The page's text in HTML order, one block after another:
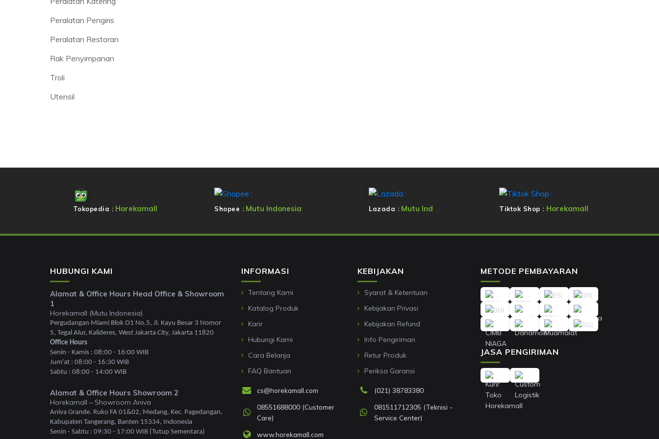
Peralatan Pengiris
Peralatan Restoran
Rak Penyimpanan
Troli
Utensil
Tokopedia : Horekamall Shopee : Mutu Indonesia Lazada : Mutu Ind Tiktok Shop : Horekamall
HUBUNGI KAMI
Alamat & Office Hours Head Office & Showroom
1
Horekamall (Mutu Indonesia)
Pergudangan Miami Blok O1 No.5, Jl. Kayu Besar 3 Nomor
5, Tegal Alur, Kalideres, West Jakarta City, Jakarta 11820
Office Hours
Senin - Kamis : 08:00 - 16:00 WIB
Jum'at : 08:00 - 16:30 WIB
Sabtu : 08:00 - 14:00 WIB
Alamat & Office Hours Showroom 2
Horekamall – Showroom Aniva
Aniva Grande. Ruko FA 01&02, Medang, Kec. Pagedangan,
Kabupaten Tangerang, Banten 15334, Indonesia
Senin - Sabtu : 09:30 - 17:00 WIB (Tutup Sementara)
INFORMASI
Tentang Kami
Katalog Produk
Karir
Hubungi Kami
Cara Belanja
FAQ Bantuan
KEBIJAKAN
Syarat & Ketentuan
Kebijakan Privasi
Kebijakan Refund
Info Pengiriman
Retur Produk
Periksa Garansi
cs@horekamall.com
(021) 38783380
08551688000 (Customer
Care)
081511712305 (Teknisi -
Service Center)
www.horekamall.com
METODE PEMBAYARAN
JASA PENGIRIMAN